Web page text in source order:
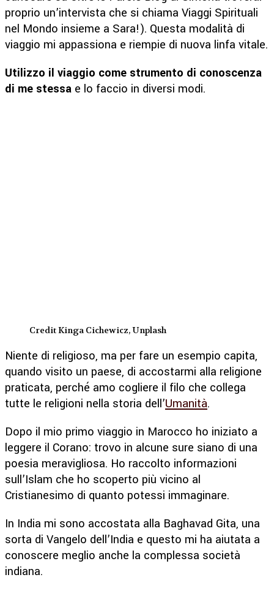
proprio un’intervista che si chiama Viaggi Spirituali
nel Mondo insieme a Sara!). Questa modalità di
viaggio mi appassiona e riempie di nuova linfa vitale.
Utilizzo il viaggio come strumento di conoscenza
di me stessa e lo faccio in diversi modi.
Credit Kinga Cichewicz, Unplash
Niente di religioso, ma per fare un esempio capita,
quando visito un paese, di accostarmi alla religione
praticata, perché amo cogliere il filo che collega
tutte le religioni nella storia dell’Umanità.
Dopo il mio primo viaggio in Marocco ho iniziato a
leggere il Corano: trovo in alcune sure siano di una
poesia meravigliosa. Ho raccolto informazioni
sull’Islam che ho scoperto più vicino al
Cristianesimo di quanto potessi immaginare.
In India mi sono accostata alla Baghavad Gita, una
sorta di Vangelo dell’India e questo mi ha aiutata a
conoscere meglio anche la complessa società
indiana.